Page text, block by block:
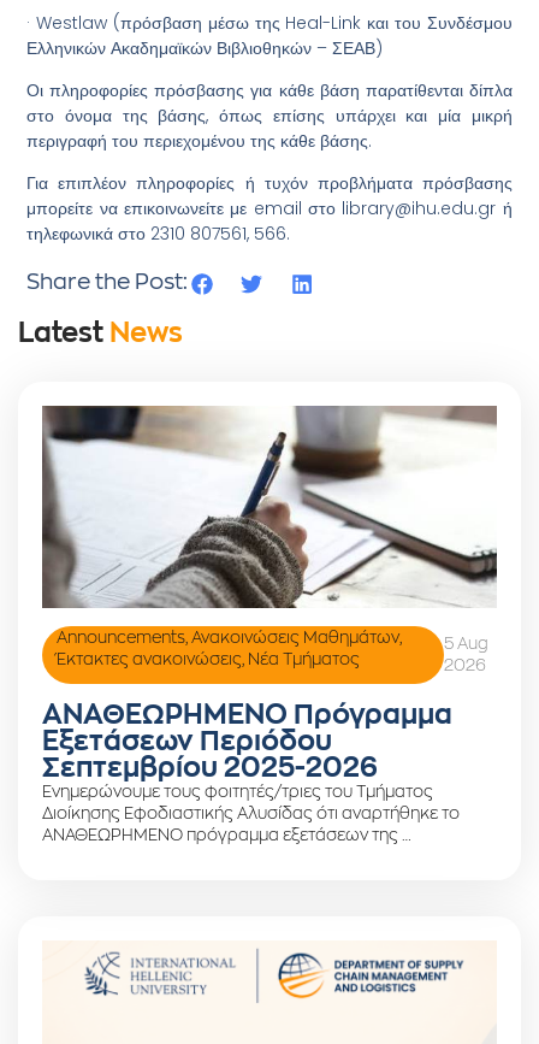
· Westlaw (πρόσβαση μέσω της Heal-Link και του Συνδέσμου
Ελληνικών Ακαδημαϊκών Βιβλιοθηκών – ΣΕΑΒ)
Οι πληροφορίες πρόσβασης για κάθε βάση παρατίθενται δίπλα
στο όνομα της βάσης, όπως επίσης υπάρχει και μία μικρή
περιγραφή του περιεχομένου της κάθε βάσης.
Για επιπλέον πληροφορίες ή τυχόν προβλήματα πρόσβασης
μπορείτε να επικοινωνείτε με email στο library@ihu.edu.gr ή
τηλεφωνικά στο 2310 807561, 566.
Share the Post:
Latest News
Announcements Ανακοινώσεις Μαθημάτων,
Έκτακτες ανακοινώσεις
Νέα Τμήματος
5 Aug
2026
ΑΝΑΘΕΩΡΗΜΕΝΟ Πρόγραμμα
Εξετάσεων Περιόδου
Σεπτεμβρίου 2025-2026
Ενημερώνουμε τους φοιτητές/τριες του Τμήματος
Διοίκησης Εφοδιαστικής Αλυσίδας ότι αναρτήθηκε το
ΑΝΑΘΕΩΡΗΜΕΝΟ πρόγραμμα εξετάσεων της …